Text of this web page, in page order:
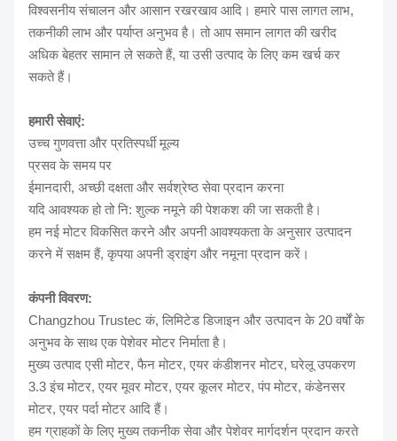
विश्वसनीय संचालन और आसान रखरखाव आदि। हमारे पास लागत लाभ,
तकनीकी लाभ और पर्याप्त अनुभव है। तो आप समान लागत की खरीद
अधिक बेहतर सामान ले सकते हैं, या उसी उत्पाद के लिए कम खर्च कर
सकते हैं।
हमारी सेवाएं:
उच्च गुणवत्ता और प्रतिस्पर्धी मूल्य
प्रसव के समय पर
ईमानदारी, अच्छी दक्षता और सर्वश्रेष्ठ सेवा प्रदान करना
यदि आवश्यक हो तो नि: शुल्क नमूने की पेशकश की जा सकती है।
हम नई मोटर विकसित करने और अपनी आवश्यकता के अनुसार उत्पादन
करने में सक्षम हैं, कृपया अपनी ड्राइंग और नमूना प्रदान करें।
कंपनी विवरण:
Changzhou Trustec कं, लिमिटेड डिजाइन और उत्पादन के 20 वर्षों के
अनुभव के साथ एक पेशेवर मोटर निर्माता है।
मुख्य उत्पाद एसी मोटर, फैन मोटर, एयर कंडीशनर मोटर, घरेलू उपकरण
3.3 इंच मोटर, एयर मूवर मोटर, एयर कूलर मोटर, पंप मोटर, कंडेनसर
मोटर, एयर पर्दा मोटर आदि हैं।
हम ग्राहकों के लिए मुख्य तकनीक सेवा और पेशेवर मार्गदर्शन प्रदान करते